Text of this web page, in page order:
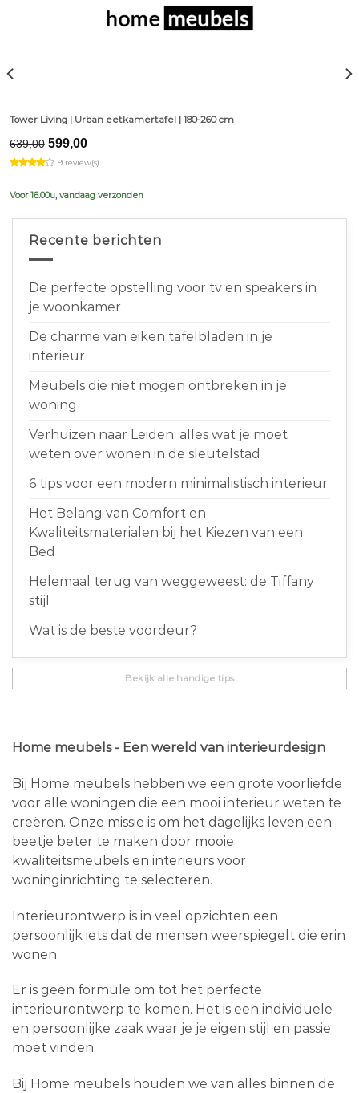
Tower Living | Urban eetkamertafel | 180-260 cm
639,00 Original
price
was:
599,00Current
is:
9 review(s)
Voor 16.00u, vandaag verzonden
Recente berichten
De perfecte opstelling voor tv en speakers in
je woonkamer
De charme van eiken tafelbladen in je
interieur
Meubels die niet mogen ontbreken in je
woning
Verhuizen naar Leiden: alles wat je moet
weten over wonen in de sleutelstad
6 tips voor een modern minimalistisch interieur
Het Belang van Comfort en
Kwaliteitsmaterialen bij het Kiezen van een
Bed
Helemaal terug van weggeweest: de Tiffany
stijl
Wat is de beste voordeur?
Bekijk alle handige tips
Home meubels - Een wereld van interieurdesign
Bij Home meubels hebben we een grote voorliefde
voor alle woningen die een mooi interieur weten te
creëren. Onze missie is om het dagelijks leven een
beetje beter te maken door mooie
kwaliteitsmeubels en interieurs voor
woninginrichting te selecteren.
Interieurontwerp is in veel opzichten een
persoonlijk iets dat de mensen weerspiegelt die erin
wonen.
Er is geen formule om tot het perfecte
interieurontwerp te komen. Het is een individuele
en persoonlijke zaak waar je je eigen stijl en passie
moet vinden.
Bij Home meubels houden we van alles binnen de